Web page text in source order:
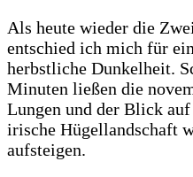
Als heute wieder die
entschied ich mich für
herbstliche Dunkelheit.
Minuten ließen die
Lungen und der Blick
irische Hügellandschaft
aufsteigen.